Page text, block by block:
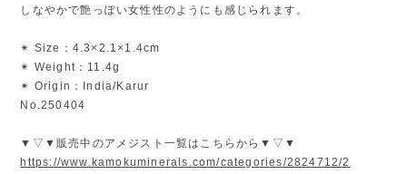
しなやかで艶っぽい女性性のようにも感じられます。
✴︎ Size：4.3×2.1×1.4cm
✴︎ Weight：11.4g
✴︎ Origin：India/Karur
No.250404
▼▽▼販売中のアメジスト一覧はこちらから▼▽▼
https://www.kamokuminerals.com/categories/2824712/2